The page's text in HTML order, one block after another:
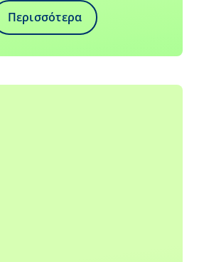
Περισσότερα